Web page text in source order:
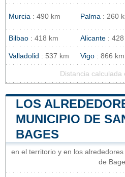
Murcia : 490 km Palma : 260
Bilbao : 418 km Alicante :
Valladolid : 537 km Vigo : 866 km
Distancia calculada
LOS
MUNICIPIO DE
BAGES
en el territorio y en los
de